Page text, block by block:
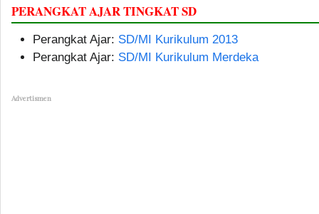
PERANGKAT AJAR TINGKAT SD
Perangkat Ajar: SD/MI Kurikulum 2013
Perangkat Ajar: SD/MI Kurikulum Merdeka
Advertismen